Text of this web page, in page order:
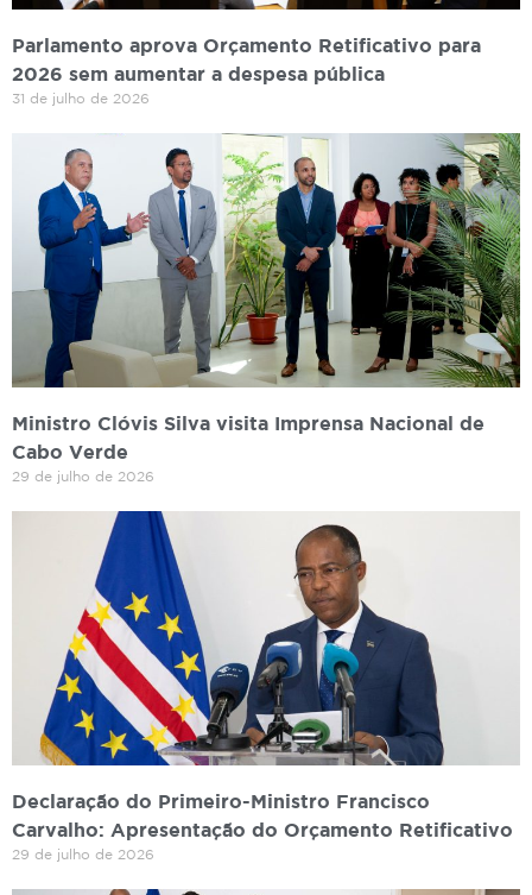
Parlamento aprova Orçamento Retificativo para
2026 sem aumentar a despesa pública
31 de julho de 2026
Ministro Clóvis Silva visita Imprensa Nacional de
Cabo Verde
29 de julho de 2026
Declaração do Primeiro-Ministro Francisco
Carvalho: Apresentação do Orçamento Retificativo
29 de julho de 2026